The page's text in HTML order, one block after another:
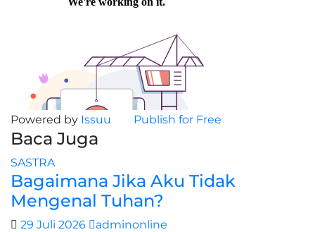
Powered by Issuu Publish for Free
Baca Juga
SASTRA
Bagaimana Jika Aku Tidak
Mengenal Tuhan?
29 Juli 2026
adminonline